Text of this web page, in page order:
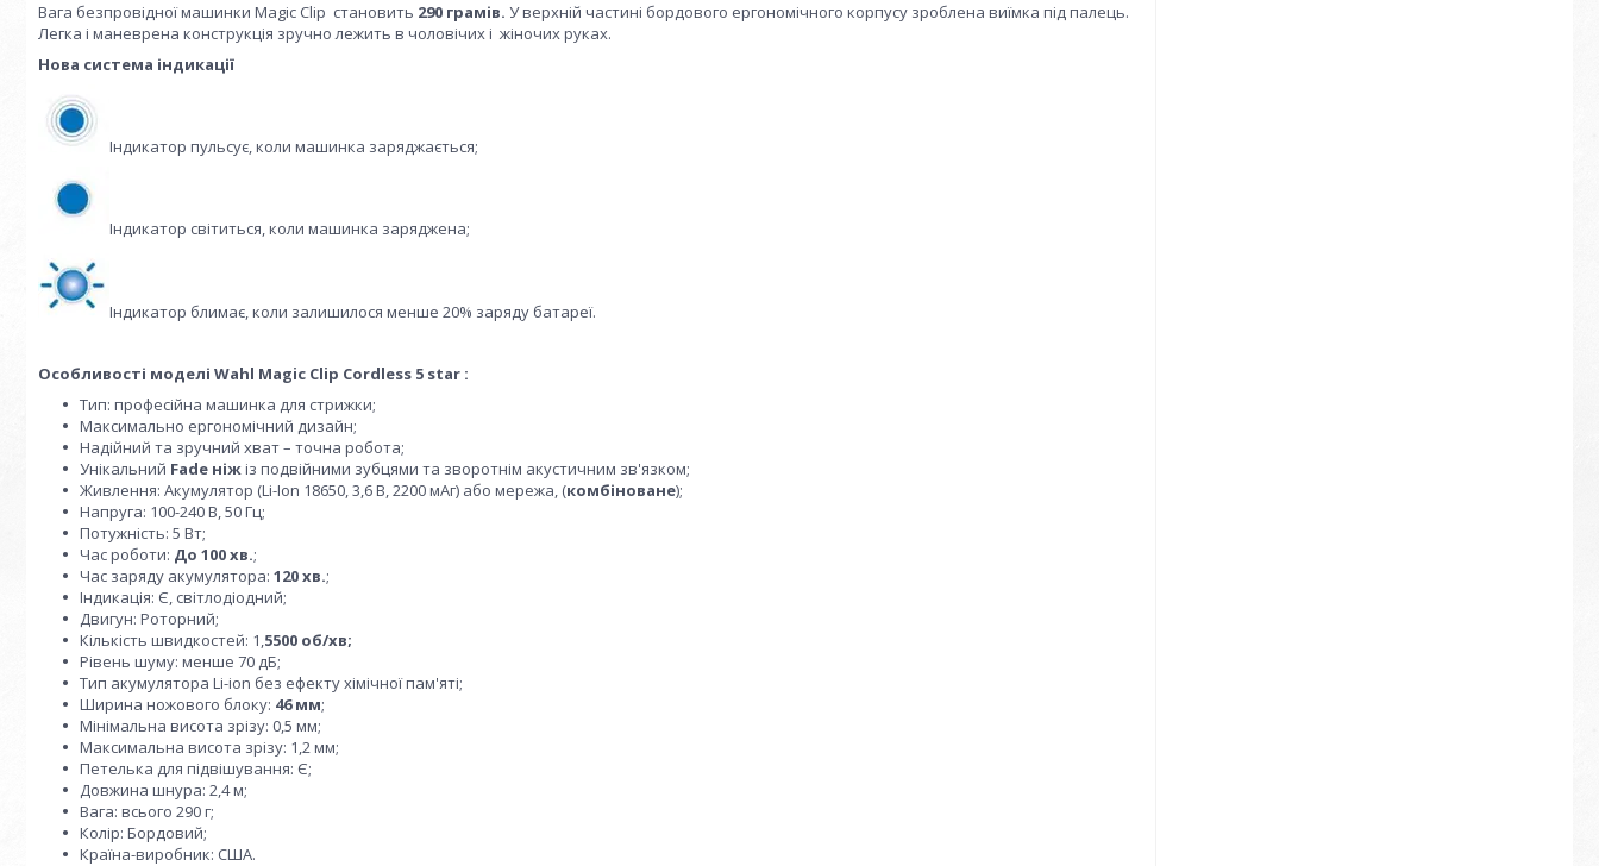
Вага безпровідної машинки Magic Clip становить 290 грамів. У верхній частині бордового ергономічного корпусу зроблена виїмка під палець.
Легка і маневрена конструкція зручно лежить в чоловічих і жіночих руках.
Нова система індикації
Індикатор пульсує, коли машинка заряджається;
Індикатор світиться, коли машинка заряджена;
Індикатор блимає, коли залишилося менше 20% заряду батареї.
Особливості моделі Wahl Magic Clip Cordless 5 star :
Тип: професійна машинка для стрижки;
Максимально ергономічний дизайн;
Надійний та зручний хват – точна робота;
Унікальний Fade ніжіз подвійними зубцями та зворотнім акустичним зв'язком;
Живлення: Акумулятор (Li-Ion 18650, 3,6 В, 2200 мАг) або мережа, (комбіноване);
Напруга: 100-240 В, 50 Гц;
Потужність: 5 Вт;
Час роботи: До 100 хв.;
Час заряду акумулятора: 120 хв.;
Індикація: Є, світлодіодний;
Двигун: Роторний;
Кількість швидкостей: 1,5500 об/хв;
Рівень шуму: менше 70 дБ;
Тип акумулятора Li-ion без ефекту хімічної пам'яті;
Ширина ножового блоку: 46 мм;
Мінімальна висота зрізу: 0,5 мм;
Максимальна висота зрізу: 1,2 мм;
Петелька для підвішування: Є;
Довжина шнура: 2,4 м;
Вага: всього 290 г;
Колір: Бордовий;
Країна-виробник: США.